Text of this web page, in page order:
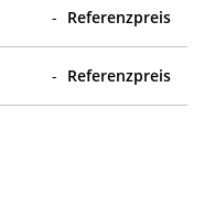
- Referenzpreis
- Referenzpreis